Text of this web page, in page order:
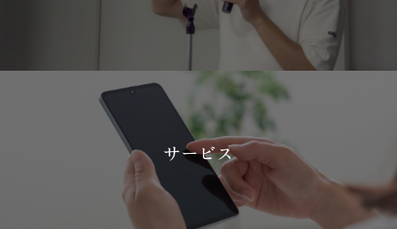
サービス